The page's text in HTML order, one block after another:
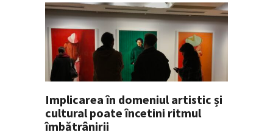
Implicarea în domeniul artistic și
cultural poate încetini ritmul
îmbătrânirii